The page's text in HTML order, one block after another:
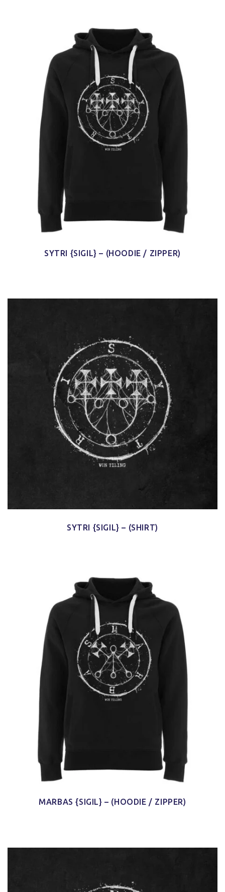
SYTRI {SIGIL} – (HOODIE / ZIPPER)
SYTRI {SIGIL} – (SHIRT)
MARBAS {SIGIL} – (HOODIE / ZIPPER)